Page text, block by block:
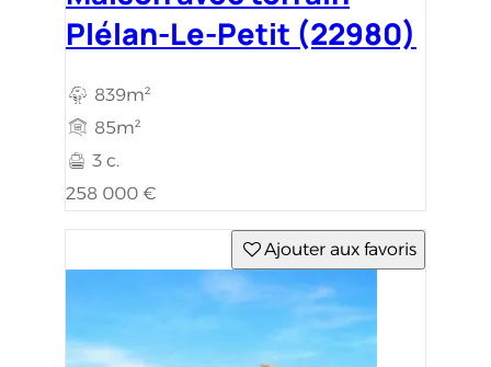
Plélan-Le-Petit (22980)
839m²
85m²
3 c.
258 000 €
Ajouter aux favoris